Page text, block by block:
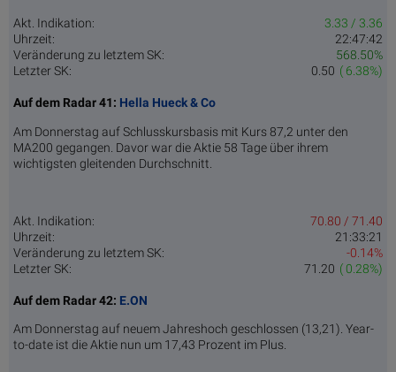
Akt. Indikation:
3.33 / 3.36
Uhrzeit:
22:47:42
Veränderung zu letztem SK:
568.50%
Letzter SK:
( 6.38%)
0.50
Auf dem Radar 41: Hella Hueck & Co
Am Donnerstag auf Schlusskursbasis mit Kurs 87,2 unter den
MA200 gegangen. Davor war die Aktie 58 Tage über ihrem
wichtigsten gleitenden Durchschnitt.
Akt. Indikation:
70.80 / 71.40
Uhrzeit:
21:33:21
Veränderung zu letztem SK:
-0.14%
Letzter SK:
( 0.28%)
71.20
Auf dem Radar 42: E.ON
Am Donnerstag auf neuem Jahreshoch geschlossen (13,21). Year-
to-date ist die Aktie nun um 17,43 Prozent im Plus.